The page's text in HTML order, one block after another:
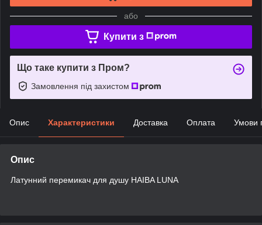
або
Купити з
Що таке купити з Пром?
Замовлення під захистом
Опис Характеристики Доставка Оплата Умови
Опис
Латунний перемикач для душу HAIBA LUNA